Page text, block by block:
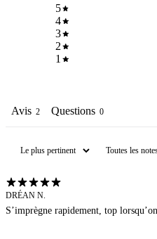
5
4
3
2
1
Avis 2 Questions 0
DRÉAN N.
S’imprègne rapidement, top